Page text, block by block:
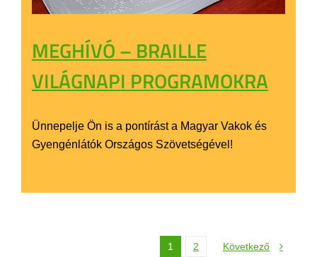
MEGHÍVÓ – BRAILLE
VILÁGNAPI PROGRAMOKRA
Ünnepelje Ön is a pontírást a Magyar Vakok és
Gyengénlátók Országos Szövetségével!
1 2 Következő